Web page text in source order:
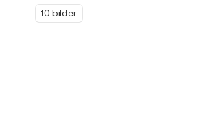
10 bilder